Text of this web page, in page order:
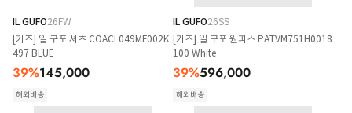
IL GUFO26FW
[키즈] 일 구포 셔츠 COACL049MF002K
497 BLUE
39%145,000
해외배송
IL GUFO26SS
[키즈] 일 구포 원피스 PATVM751H0018
100 White
39%596,000
해외배송